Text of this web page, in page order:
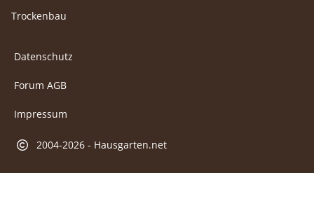
Trockenbau
Datenschutz
Forum AGB
Impressum
2004-2026 - Hausgarten.net